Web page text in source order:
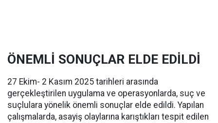
ÖNEMLİ SONUÇLAR ELDE EDİLDİ
27 Ekim- 2 Kasım 2025 tarihleri arasında
gerçekleştirilen uygulama ve operasyonlarda, suç ve
suçlulara yönelik önemli sonuçlar elde edildi. Yapılan
çalışmalarda, asayiş olaylarına karıştıkları tespit edilen